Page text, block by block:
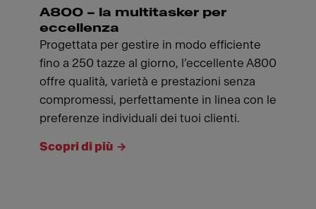
A800 – la multitasker per
eccellenza
Progettata per gestire in modo efficiente
fino a 250 tazze al giorno, l’eccellente A800
offre qualità, varietà e prestazioni senza
compromessi, perfettamente in linea con le
preferenze individuali dei tuoi clienti.
Scopri di più